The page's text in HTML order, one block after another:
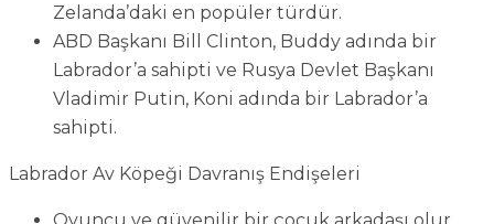
Zelanda’daki en popüler türdür.
ABD Başkanı Bill Clinton, Buddy adında bir
Labrador’a sahipti ve Rusya Devlet Başkanı
Vladimir Putin, Koni adında bir Labrador’a
sahipti.
Labrador Av Köpeği Davranış Endişeleri
Oyuncu ve güvenilir bir çocuk arkadaşı olur.